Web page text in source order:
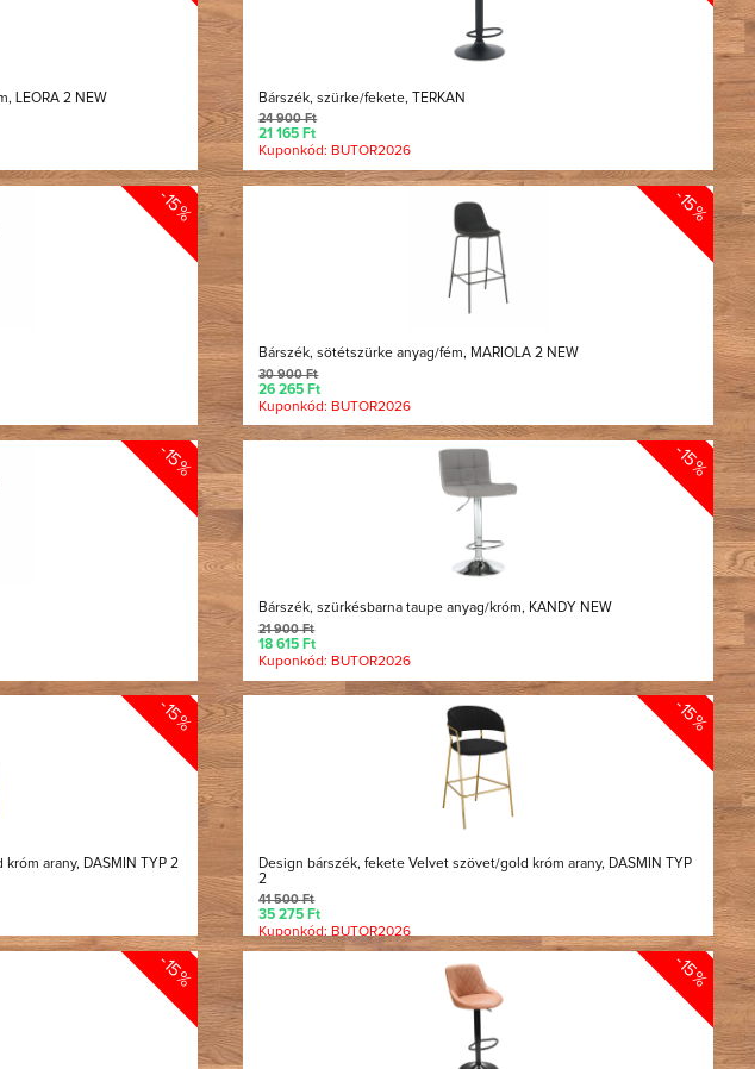
LEORA 2 NEW Bárszék, szürke/fekete, TERKAN
24 900 Ft
21 165 Ft
Kuponkód: BUTOR2026
-15% -15%
Bárszék, sötétszürke anyag/fém, MARIOLA 2 NEW
30 900 Ft
26 265 Ft
Kuponkód: BUTOR2026
-15% -15%
Bárszék, szürkésbarna taupe anyag/króm, KANDY NEW
21 900 Ft
18 615 Ft
Kuponkód: BUTOR2026
-15%
arany, DASMIN TYP 2
-15%
Design bárszék, fekete Velvet szövet/gold króm arany, DASMIN TYP
2
41 500 Ft
35 275 Ft
Kuponkód: BUTOR2026
-15% -15%